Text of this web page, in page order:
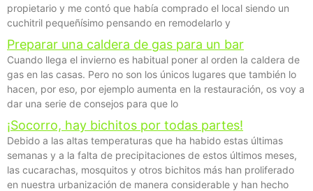
propietario y me contó que había comprado el local siendo un
cuchitril pequeñísimo pensando en remodelarlo y
Preparar una caldera de gas para un bar
Cuando llega el invierno es habitual poner al orden la caldera de
gas en las casas. Pero no son los únicos lugares que también lo
hacen, por eso, por ejemplo aumenta en la restauración, os voy a
dar una serie de consejos para que lo
¡Socorro, hay bichitos por todas partes!
Debido a las altas temperaturas que ha habido estas últimas
semanas y a la falta de precipitaciones de estos últimos meses,
las cucarachas, mosquitos y otros bichitos más han proliferado
en nuestra urbanización de manera considerable y han hecho